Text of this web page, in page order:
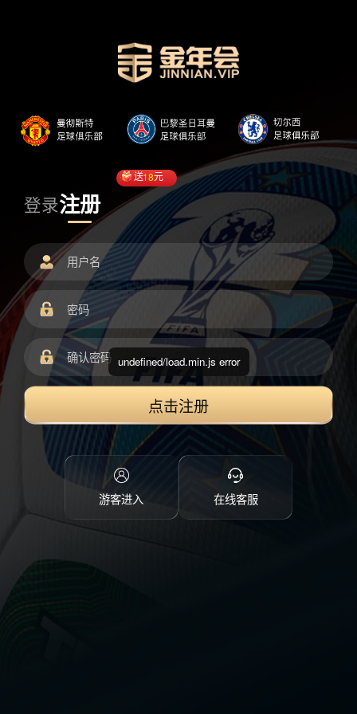
登录注册
送18元
点击注册
游客进入 在线客服
undefined/load.min.js error